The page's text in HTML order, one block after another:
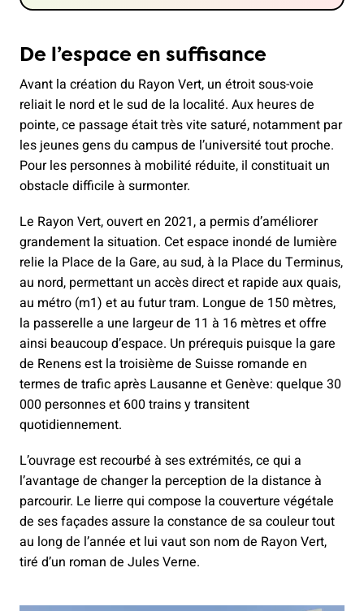
De l’espace en suffisance
Avant la création du Rayon Vert, un étroit sous-voie
reliait le nord et le sud de la localité. Aux heures de
pointe, ce passage était très vite saturé, notamment par
les jeunes gens du campus de l’université tout proche.
Pour les personnes à mobilité réduite, il constituait un
obstacle difficile à surmonter.
Le Rayon Vert, ouvert en 2021, a permis d’améliorer
grandement la situation. Cet espace inondé de lumière
relie la Place de la Gare, au sud, à la Place du Terminus,
au nord, permettant un accès direct et rapide aux quais,
au métro (m1) et au futur tram. Longue de 150 mètres,
la passerelle a une largeur de 11 à 16 mètres et offre
ainsi beaucoup d’espace. Un prérequis puisque la gare
de Renens est la troisième de Suisse romande en
termes de trafic après Lausanne et Genève: quelque 30
000 personnes et 600 trains y transitent
quotidiennement.
L’ouvrage est recourbé à ses extrémités, ce qui a
l’avantage de changer la perception de la distance à
parcourir. Le lierre qui compose la couverture végétale
de ses façades assure la constance de sa couleur tout
au long de l’année et lui vaut son nom de Rayon Vert,
tiré d’un roman de Jules Verne.